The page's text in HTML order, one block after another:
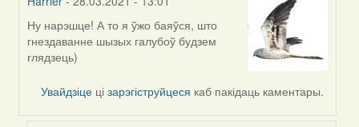
In
reply
to
Feather
Ну нарэшце! А то я ўжо баяўся, што
гнездаванне шызых галубоў будзем
глядзець)
Увайдзіце цізарэгіструйцеся каб пакідаць каментары.